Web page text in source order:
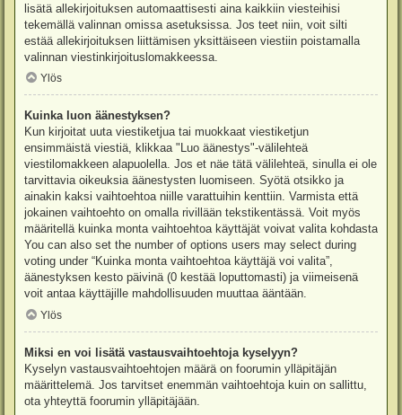
lisätä allekirjoituksen automaattisesti aina kaikkiin viesteihisi
tekemällä valinnan omissa asetuksissa. Jos teet niin, voit silti
estää allekirjoituksen liittämisen yksittäiseen viestiin poistamalla
valinnan viestinkirjoituslomakkeessa.
Ylös
Kuinka luon äänestyksen?
Kun kirjoitat uuta viestiketjua tai muokkaat viestiketjun
ensimmäistä viestiä, klikkaa "Luo äänestys"-välilehteä
viestilomakkeen alapuolella. Jos et näe tätä välilehteä, sinulla ei ole
tarvittavia oikeuksia äänestysten luomiseen. Syötä otsikko ja
ainakin kaksi vaihtoehtoa niille varattuihin kenttiin. Varmista että
jokainen vaihtoehto on omalla rivillään tekstikentässä. Voit myös
määritellä kuinka monta vaihtoehtoa käyttäjät voivat valita kohdasta
You can also set the number of options users may select during
voting under “Kuinka monta vaihtoehtoa käyttäjä voi valita”,
äänestyksen kesto päivinä (0 kestää loputtomasti) ja viimeisenä
voit antaa käyttäjille mahdollisuuden muuttaa ääntään.
Ylös
Miksi en voi lisätä vastausvaihtoehtoja kyselyyn?
Kyselyn vastausvaihtoehtojen määrä on foorumin ylläpitäjän
määrittelemä. Jos tarvitset enemmän vaihtoehtoja kuin on sallittu,
ota yhteyttä foorumin ylläpitäjään.